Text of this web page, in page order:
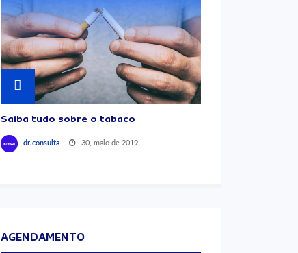
Saiba tudo sobre o tabaco
dr.consulta 30, maio de 2019
AGENDAMENTO